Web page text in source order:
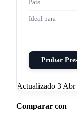
País
Ideal para
Probar
Actualizado 3 Abr
Comparar con